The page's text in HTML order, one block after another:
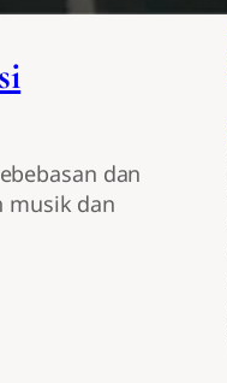
dan
musik dan